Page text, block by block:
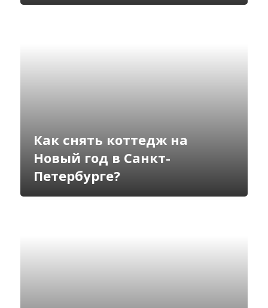
Как снять коттедж на
Новый год в Санкт-
Петербурге?